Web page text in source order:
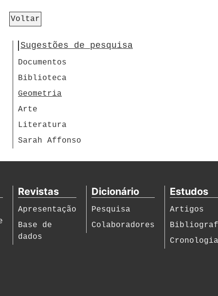
Voltar
Sugestões de pesquisa
Documentos
Biblioteca
Geometria
Arte
Literatura
Sarah Affonso
Revistas
Apresentação
Base de
dados
Dicionário
Pesquisa
Colaboradores
Estudos
Artigos